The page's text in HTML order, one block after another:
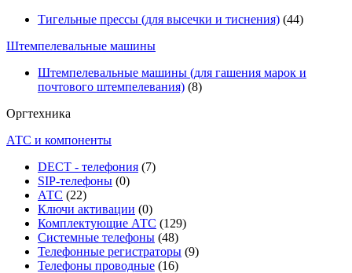
Тигельные прессы (для высечки и тиснения) (44)
Штемпелевальные машины
Штемпелевальные машины (для гашения марок и
почтового штемпелевания) (8)
Оргтехника
АТС и компоненты
DECT - телефония (7)
SIP-телефоны (0)
АТС (22)
Ключи активации (0)
Комплектующие АТС (129)
Системные телефоны (48)
Телефонные регистраторы (9)
Телефоны проводные (16)